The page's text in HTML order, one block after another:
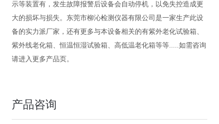
示等装置有，发生故障报警后设备会自动停机，以免失控造成更
大的损坏与损失。东莞市柳沁检测仪器有限公司是一家生产此设
备的实力派厂家，还有更多与本设备相关的有紫外老化试验箱、
紫外线老化箱、恒温恒湿试验箱、高低温老化箱等等.....如需咨询
请进入更多产品页。
产品咨询